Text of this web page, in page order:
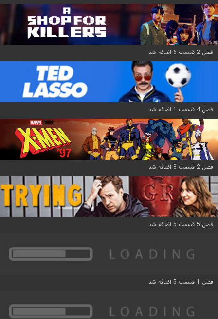
فصل 2 قسمت 6 اضافه شد
فصل 4 قسمت 1 اضافه شد
فصل 2 قسمت 8 اضافه شد
فصل 5 قسمت 5 اضافه شد
فصل 1 قسمت 5 اضافه شد